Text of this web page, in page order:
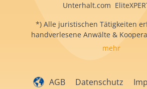
Unterhalt.com
*) Alle juristischen Tätigkeiten
handverlesene Anwälte &
mehr
AGB Datenschutz